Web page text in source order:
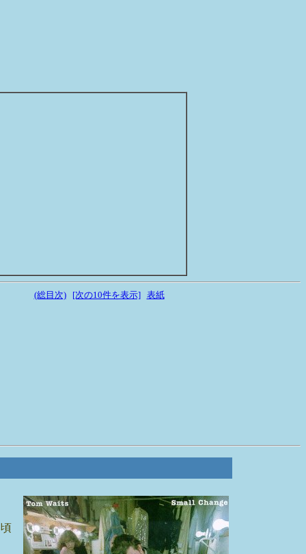
(総目次) [次の10件を表示] 表紙